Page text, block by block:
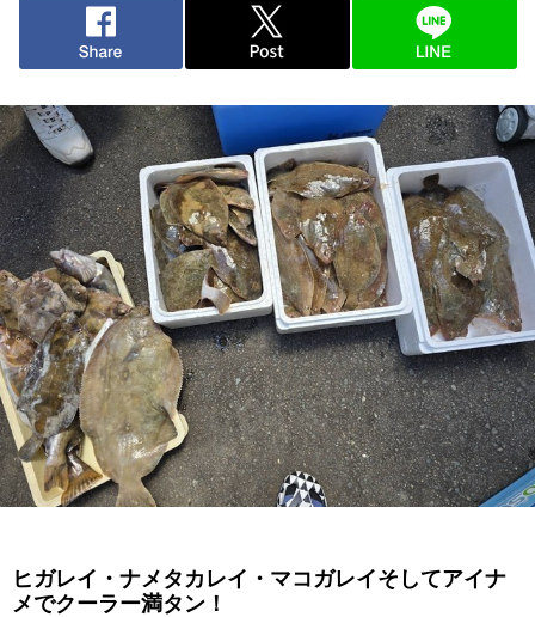
ヒガレイ・ナメタカレイ・マコガレイそしてアイナ
メでクーラー満タン！